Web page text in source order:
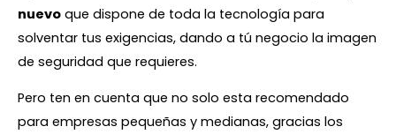
nuevo que dispone de toda la tecnología para
solventar tus exigencias, dando a tú negocio la imagen
de seguridad que requieres.
Pero ten en cuenta que no solo esta recomendado
para empresas pequeñas y medianas, gracias los